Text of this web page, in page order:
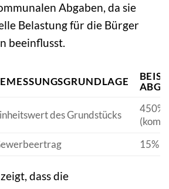
Abgaben, da sie
Belastung für die Bürger
beeinflusst.
des Grundstücks
450%
15%
dass die